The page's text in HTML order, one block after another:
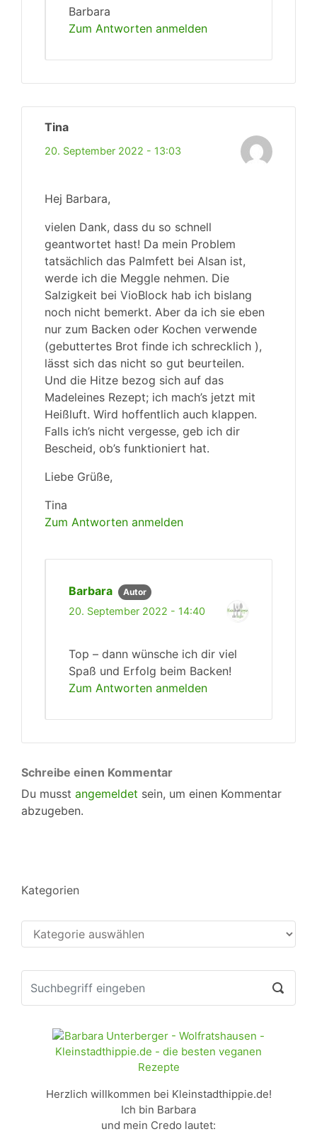
Barbara
Zum Antworten anmelden
Tina
20. September 2022 - 13:03
Hej Barbara,
vielen Dank, dass du so schnell
geantwortet hast! Da mein Problem
tatsächlich das Palmfett bei Alsan ist,
werde ich die Meggle nehmen. Die
Salzigkeit bei VioBlock hab ich bislang
noch nicht bemerkt. Aber da ich sie eben
nur zum Backen oder Kochen verwende
(gebuttertes Brot finde ich schrecklich ),
lässt sich das nicht so gut beurteilen.
Und die Hitze bezog sich auf das
Madeleines Rezept; ich mach’s jetzt mit
Heißluft. Wird hoffentlich auch klappen.
Falls ich’s nicht vergesse, geb ich dir
Bescheid, ob’s funktioniert hat.
Liebe Grüße,
Tina
Zum Antworten anmelden
Barbara Autor
20. September 2022 - 14:40
Top – dann wünsche ich dir viel
Spaß und Erfolg beim Backen!
Zum Antworten anmelden
Schreibe einen Kommentar
Du musst angemeldet sein, um einen Kommentar
abzugeben.
Kategorien
Kategorien
Herzlich willkommen bei Kleinstadthippie.de!
Ich bin Barbara
und mein Credo lautet: